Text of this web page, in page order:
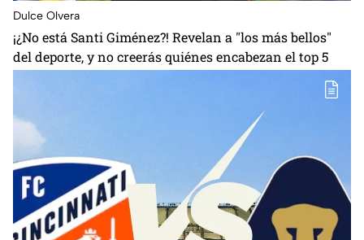
Dulce Olvera
¡¿No está Santi Giménez?! Revelan a "los más bellos"
del deporte, y no creerás quiénes encabezan el top 5